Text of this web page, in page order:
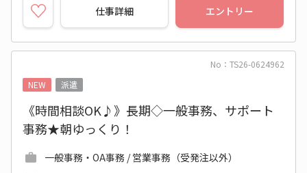
仕事詳細 エントリー
No：TS26-0624962
NEW
派遣
《時間相談OK♪》長期◇一般事務、サポート
事務★朝ゆっくり！
一般事務・OA事務 / 営業事務（受発注以外）